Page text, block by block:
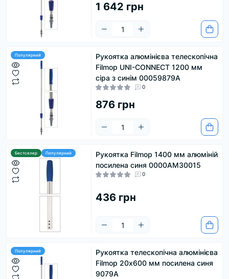
1 642 грн
Популярний
Рукоятка алюмінієва телескопічна
Filmop UNI-CONNECT 1200 мм
сіра з синім 00059879A
0
876 грн
Бестселер Популярний
Рукоятка Filmop 1400 мм алюміній
посилена синя 0000AM30015
0
436 грн
Популярний
Рукоятка телескопічна алюмінієва
Filmop 20х600 мм посилена синя
9079A